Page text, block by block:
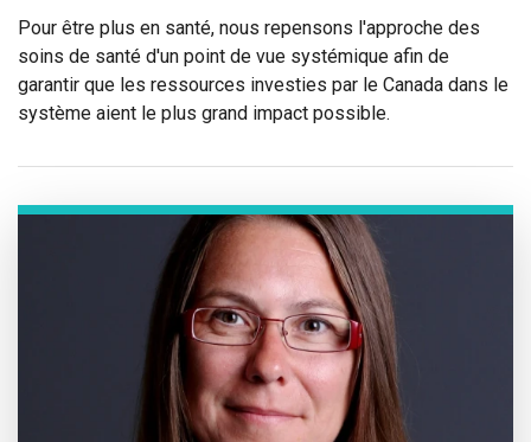
Pour être plus en santé, nous repensons l'approche des
soins de santé d'un point de vue systémique afin de
garantir que les ressources investies par le Canada dans le
système aient le plus grand impact possible.